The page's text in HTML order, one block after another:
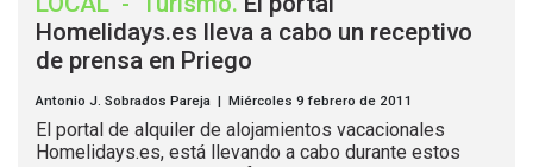
Homelidays.es lleva a cabo un receptivo
de prensa en Priego
Antonio J. Sobrados Pareja | Miércoles 9 febrero de 2011
El portal de alquiler de alojamientos vacacionales
Homelidays.es, está llevando a cabo durante estos